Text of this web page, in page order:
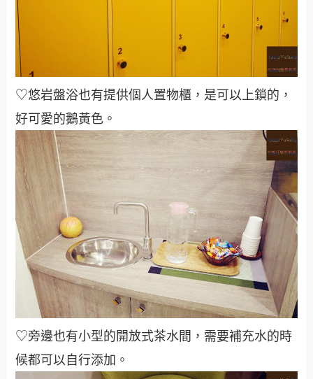
♡悠岩盤浴也有提供個人置物櫃，是可以上鎖的，
好可愛的鵝黃色。
♡旁邊也有小型的開放式茶水間，需要補充水的時
候都可以自行添加。